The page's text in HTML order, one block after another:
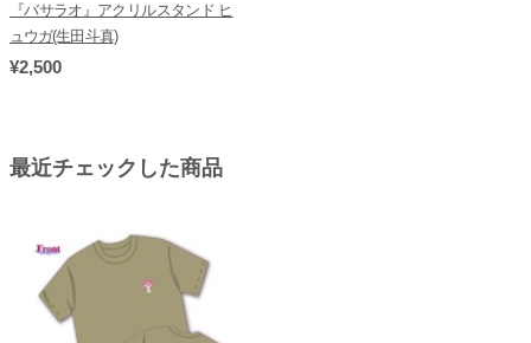
『バサラオ』アクリルスタンド ヒ
ュウガ(生田斗真)
¥2,500
最近チェックした商品